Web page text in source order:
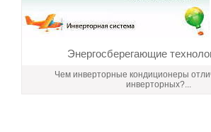
Энергосберегающие
Чем инверторные кондиционеры
инверторных?...